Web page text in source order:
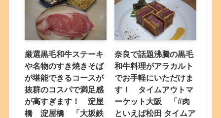
厳選黒毛和牛ステーキ
や名物のすき焼きそば
が堪能できるコースが
抜群のコスパで満足感
が高すぎます！ 淀屋
橋 淀屋橋 「大坂鉄
奈良で話題沸騰の黒毛
和牛料理がアラカルト
でお手軽にいただけま
す！ タイムアウトマ
ーケット大阪 「#肉
といえば松田 タイムア